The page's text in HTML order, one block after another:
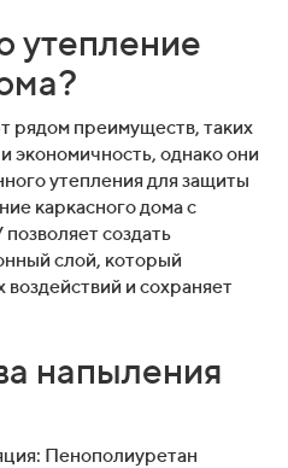
утепление
рядом преимуществ, таких
экономичность, однако они
утепления для защиты
каркасного дома с
создать
слой, который
и сохраняет
напыления
Пенополиуретан